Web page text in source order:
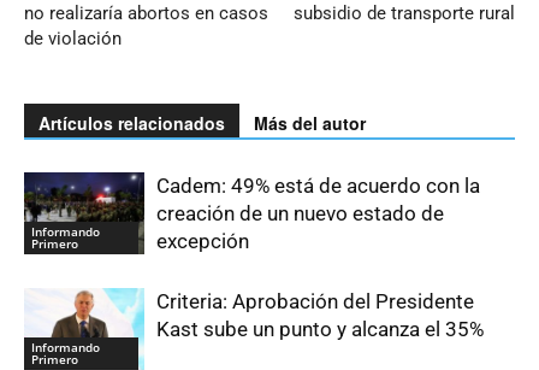
no realizaría abortos en casos
de violación
subsidio de transporte rural
Artículos relacionados Más del autor
Informando
Primero
Cadem: 49% está de acuerdo con la
creación de un nuevo estado de
excepción
Informando
Primero
Criteria: Aprobación del Presidente
Kast sube un punto y alcanza el 35%